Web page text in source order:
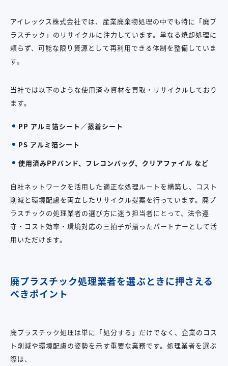
アイレックス株式会社では、産業廃棄物処理の中でも特に「廃プ
ラスチック」のリサイクルに注力しています。単なる焼却処理に
頼らず、可能な限り資源として再利用できる体制を整備していま
す。
当社では以下のような使用済み資材を買取・リサイクルしており
ます。
PP アルミ箔シート／蒸着シート
PS アルミ箔シート
使用済みPPバンド、フレコンバッグ、クリアファイル など
自社ネットワークを活用した適正な処理ルートを構築し、コスト
削減と環境配慮を両立したリサイクル提案を行っています。廃プ
ラスチックの処理業者の選び方に迷う担当者にとって、法令遵
守・コスト効率・環境対応の三拍子が揃ったパートナーとして活
用いただけます。
廃プラスチック処理業者を選ぶときに押さえる
べきポイント
廃プラスチック処理は単に「処分する」だけでなく、企業のコス
ト削減や環境配慮の姿勢を示す重要な業務です。処理業者を選ぶ
際は、